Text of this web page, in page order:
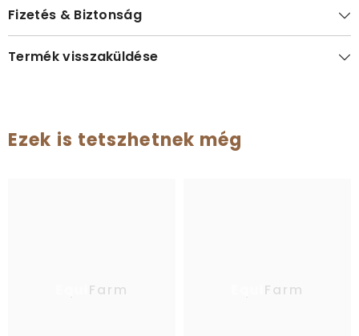
Fizetés & Biztonság
Termék visszaküldése
Ezek is tetszhetnek még
EquiFarm EquiFarm